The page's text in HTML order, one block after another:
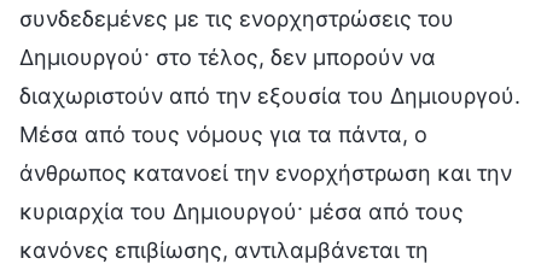
συνδεδεμένες με τις ενορχηστρώσεις του
Δημιουργού· στο τέλος, δεν μπορούν να
διαχωριστούν από την εξουσία του Δημιουργού.
Μέσα από τους νόμους για τα πάντα, ο
άνθρωπος κατανοεί την ενορχήστρωση και την
κυριαρχία του Δημιουργού· μέσα από τους
κανόνες επιβίωσης, αντιλαμβάνεται τη